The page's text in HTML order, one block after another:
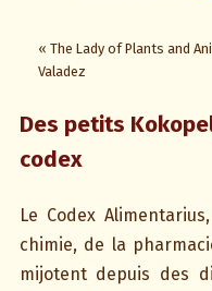
« The Lady of Plants and
Valadez
Des petits
codex
Le Codex
chimie, de la
mijotent depuis des